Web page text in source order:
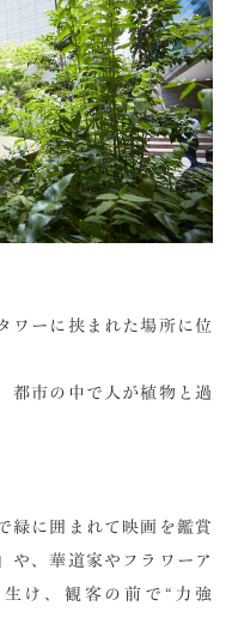
ワーに挟まれた場所に位
都市の中で人が植物と過
緑に囲まれて映画を鑑賞
や、華道家やフラワーア
け、観客の前で“力強